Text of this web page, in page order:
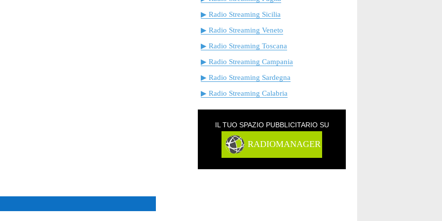
▶ Radio Streaming Sicilia
▶ Radio Streaming Veneto
▶ Radio Streaming Toscana
▶ Radio Streaming Campania
▶ Radio Streaming Sardegna
▶ Radio Streaming Calabria
IL TUO SPAZIO PUBBLICITARIO SU
RADIOMANAGER